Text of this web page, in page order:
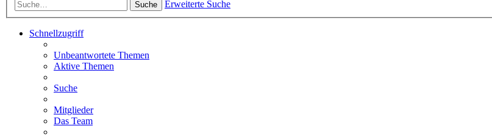
Suche Erweiterte Suche
Schnellzugriff
Unbeantwortete Themen
Aktive Themen
Suche
Mitglieder
Das Team